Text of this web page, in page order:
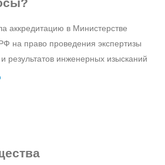
аккредитацию в Министерстве
на право проведения экспертизы
результатов инженерных изысканий